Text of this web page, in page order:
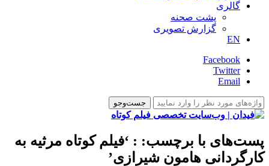
گالری
پشت صحنه
گزارش تصویری
EN
Facebook
Twitter
Email
پست‌های با برچسب: : ‘فیلم کوتاه مرثیه به
کارگردانی هامون شیرازی’